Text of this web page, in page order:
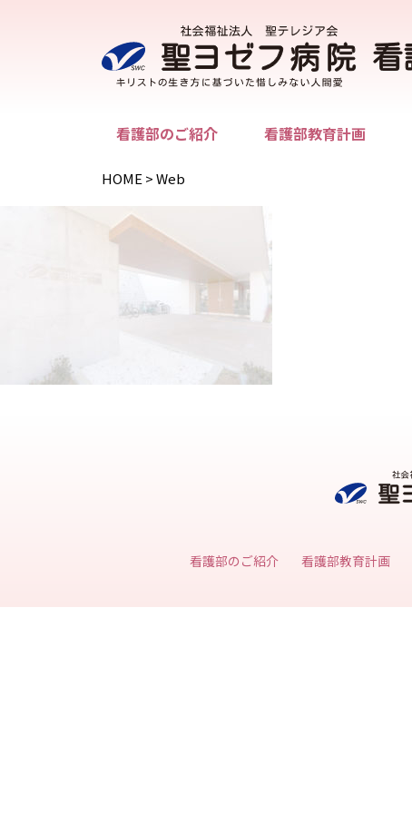
看護部のご紹介 看護部教育計画
HOME >Web
看護部のご紹介 看護部教育計画